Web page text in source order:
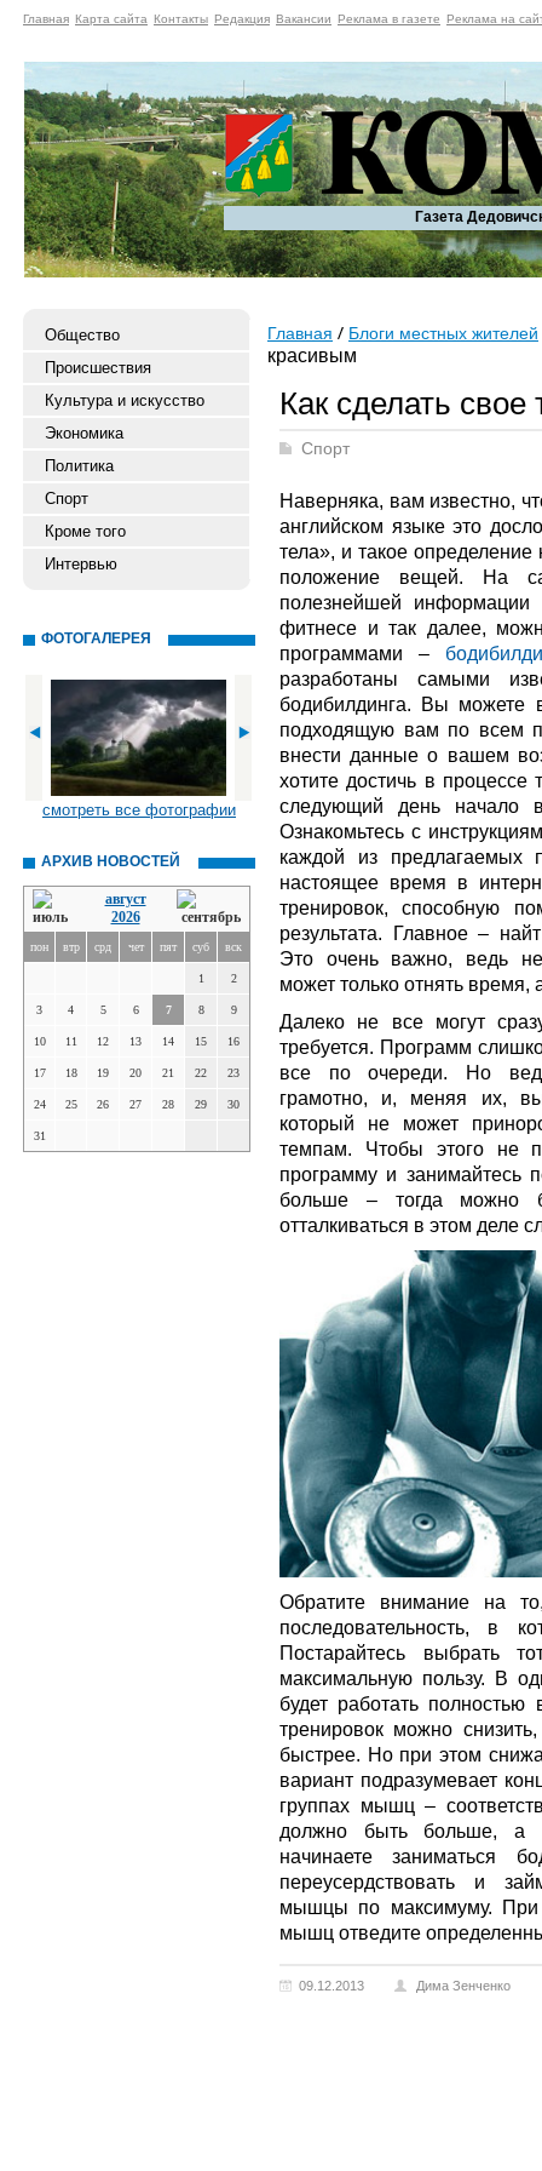
Главная Карта сайта Контакты Редакция Вакансии Реклама в газете Реклама на
Газета
Общество
Происшествия
Культура и искусство
Экономика
Политика
Спорт
Кроме того
Интервью
ФОТОГАЛЕРЕЯ
смотреть все фотографии
АРХИВ НОВОСТЕЙ
август
2026
пон втр срд чет пят суб вск
1 2
3 4 5 6 7 8 9
10 11 12 13 14 15 16
17 18 19 20 21 22 23
24 25 26 27 28 29 30
31
Главная Блоги местных жителей
красивым
Как сделать
Спорт
Наверняка, вам известно,
английском языке это
тела», и такое определение
положение вещей. На
полезнейшей информации
фитнесе и так далее,
программами –
разработаны самыми
бодибилдинга. Вы можете
подходящую вам по всем
внести данные о вашем
хотите достичь в процессе
следующий день начало
Ознакомьтесь с
каждой из предлагаемых
настоящее время в
тренировок, способную
результата. Главное –
Это очень важно, ведь
может только отнять время,
Далеко не все могут
требуется. Программ
все по очереди. Но
грамотно, и, меняя их,
который не может
темпам. Чтобы этого не
программу и
больше – тогда можно
отталкиваться в этом деле
Обратите внимание на
последовательность, в
Постарайтесь выбрать
максимальную пользу. В
будет работать
тренировок можно
быстрее. Но при этом
вариант подразумевает
группах мышц –
должно быть больше, а
начинаете заниматься
переусердствовать и
мышцы по максимуму. При
мышц отведите
09.12.2013 Дима Зенченко